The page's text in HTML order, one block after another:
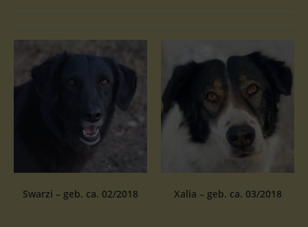
Swarzi – geb. ca. 02/2018 Xalia – geb. ca. 03/2018